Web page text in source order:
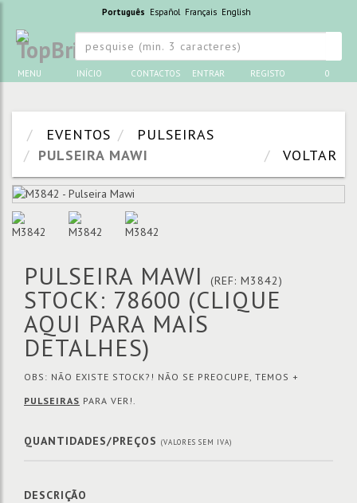
Português Español Français English
MENU INÍCIO CONTACTOS ENTRAR REGISTO 0
EVENTOS
PULSEIRAS
PULSEIRA MAWI
VOLTAR
PULSEIRA MAWI (REF: M3842)
STOCK: 78600 (CLIQUE
AQUI PARA MAIS
DETALHES)
OBS: NÃO EXISTE STOCK?! NÃO SE PREOCUPE, TEMOS +
PULSEIRAS PARA VER!.
QUANTIDADES/PREÇOS (VALORES SEM IVA)
DESCRIÇÃO